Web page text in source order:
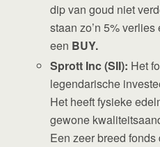
dip van goud niet
staan zo’n 5%
een BUY.
Sprott Inc (SII): Het
legendarische
Het heeft fysieke
gewone
Een zeer breed